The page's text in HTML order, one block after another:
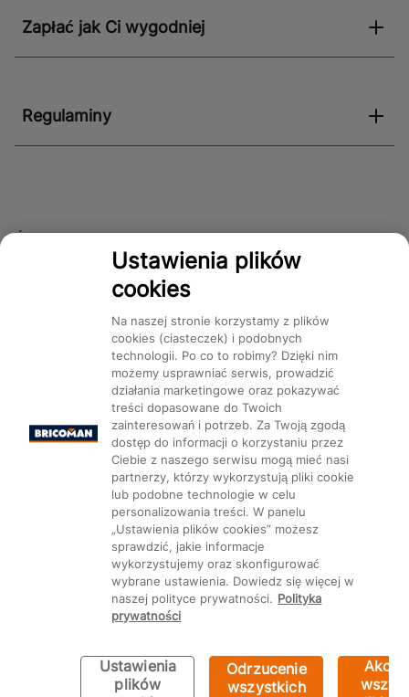
Zapłać jak Ci wygodniej
Regulaminy
Śledź nas!
Mapa Strony: Kategorie Produkty Marki CMS
Ustawienia plików cookie
Ustawienia plików
cookies
Na naszej stronie korzystamy z plików
cookies (ciasteczek) i podobnych
technologii. Po co to robimy? Dzięki nim
możemy usprawniać serwis, prowadzić
działania marketingowe oraz pokazywać
treści dopasowane do Twoich
zainteresowań i potrzeb. Za Twoją zgodą
dostęp do informacji o korzystaniu przez
Ciebie z naszego serwisu mogą mieć nasi
partnerzy, którzy wykorzystują pliki cookie
lub podobne technologie w celu
personalizowania treści. W panelu
„Ustawienia plików cookies” możesz
sprawdzić, jakie informacje
wykorzystujemy oraz skonfigurować
wybrane ustawienia. Dowiedz się więcej w
naszej polityce prywatności. Polityka
prywatności
Ustawienia
plików
Odrzucenie
wszystkich